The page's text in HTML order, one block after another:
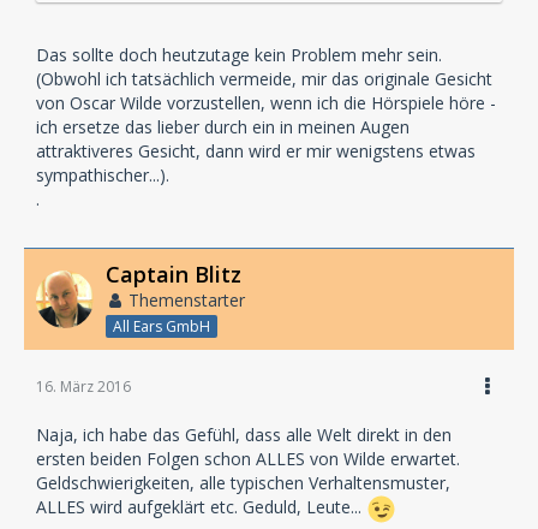
Das sollte doch heutzutage kein Problem mehr sein.
(Obwohl ich tatsächlich vermeide, mir das originale Gesicht
von Oscar Wilde vorzustellen, wenn ich die Hörspiele höre -
ich ersetze das lieber durch ein in meinen Augen
attraktiveres Gesicht, dann wird er mir wenigstens etwas
sympathischer...).
.
Captain Blitz
Themenstarter
All Ears GmbH
16. März 2016
Naja, ich habe das Gefühl, dass alle Welt direkt in den
ersten beiden Folgen schon ALLES von Wilde erwartet.
Geldschwierigkeiten, alle typischen Verhaltensmuster,
ALLES wird aufgeklärt etc. Geduld, Leute...